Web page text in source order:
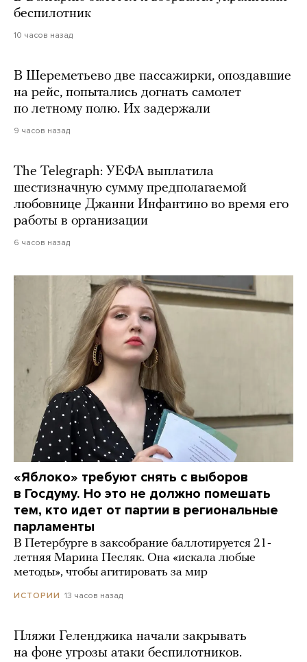
беспилотник
10 часов назад
В Шереметьево две пассажирки, опоздавшие
на рейс, попытались догнать самолет
по летному полю. Их задержали
9 часов назад
The Telegraph: УЕФА выплатила
шестизначную сумму предполагаемой
любовнице Джанни Инфантино во время его
работы в организации
6 часов назад
«Яблоко» требуют снять с выборов
в Госдуму. Но это не должно помешать
тем, кто идет от партии в региональные
парламенты
В Петербурге в заксобрание баллотируется 21-
летняя Марина Песляк. Она «искала любые
методы», чтобы агитировать за мир
ИСТОРИИ 13 часов назад
Пляжи Геленджика начали закрывать
на фоне угрозы атаки беспилотников.